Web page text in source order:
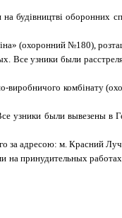
на будівництві
(охоронний №180),
Все узники были
виробничого комбінату
узники были вывезены в
адресою: м. Красний Луч
на принудительных